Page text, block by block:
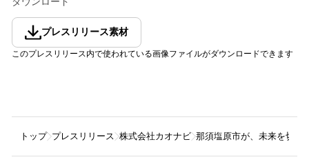
プレスリリース素材
このプレスリリース内で使われている画像ファイルがダウンロードできます
トップ プレスリリース 株式会社カオナビ 那須塩原市が、未来を切